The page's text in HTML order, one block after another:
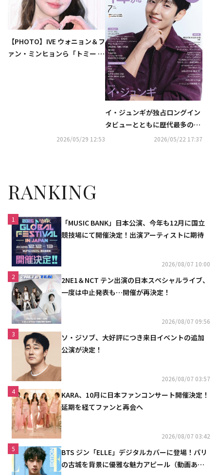
【PHOTO】IVE ウォニョン＆フ
ァン・ミンヒョンら「トミー ヒ
2026/05/29 12:53
イ・ジュンギが独占ロングイン
タビューとともに歴代最多の表
紙登場！ 『韓流ぴあ』７月号、
2026/05/22 17:37
RANKING
1
「MUSIC BANK」日本公演、今年も12月に国立
競技場にて開催決定！出演アーティストに期待
2026/08/07 10:00
2
2NE1＆NCT テン出演の日本スペシャルライブ、
一度は中止発表も…開催が再決定！
2026/08/07 09:56
3
ソ・ジソブ、大好評につき来日イベントの追加
公演が決定！
2026/08/07 03:57
4
KARA、10月に日本ファンコンサート開催決定！
延期を経てファンと再会へ
2026/08/07 03:42
5
BTS ジン「ELLE」デジタルカバーに登場！パリ
の古城を背景に優雅な魅力アピール（動画あ